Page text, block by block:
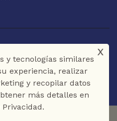
DE INDIAS - COLOMBIA
Café Contáctenos
y tecnologías similares
experiencia, realizar
y recopilar datos
más detalles en
x